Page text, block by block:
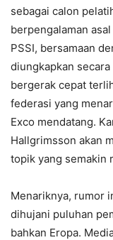
sebagai calon
berpengalaman
PSSI, bersamaan
diungkapkan
bergerak cepat
federasi yang
Exco mendatang.
Hallgrimsson akan
topik yang semakin
Menariknya, rumor
dihujani puluhan
bahkan Eropa.